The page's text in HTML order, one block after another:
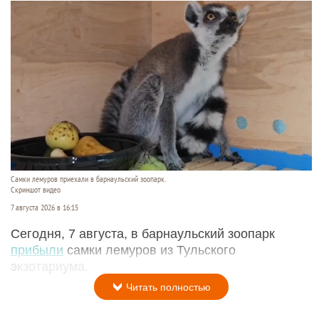
Самки лемуров приехали в барнаульский зоопарк.
Скриншот видео
7 августа 2026 в 16:15
Сегодня, 7 августа, в барнаульский зоопарк
прибыли самки лемуров из Тульского
экзотариума.
Читать полностью